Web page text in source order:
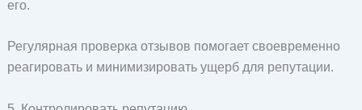
его.
Регулярная проверка отзывов помогает своевременно
реагировать и минимизировать ущерб для репутации.